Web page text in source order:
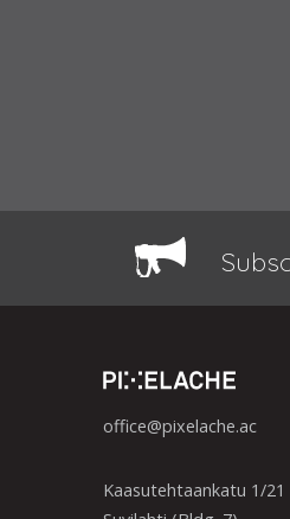
office@pixelache.ac
Kaasutehtaankatu 1/21